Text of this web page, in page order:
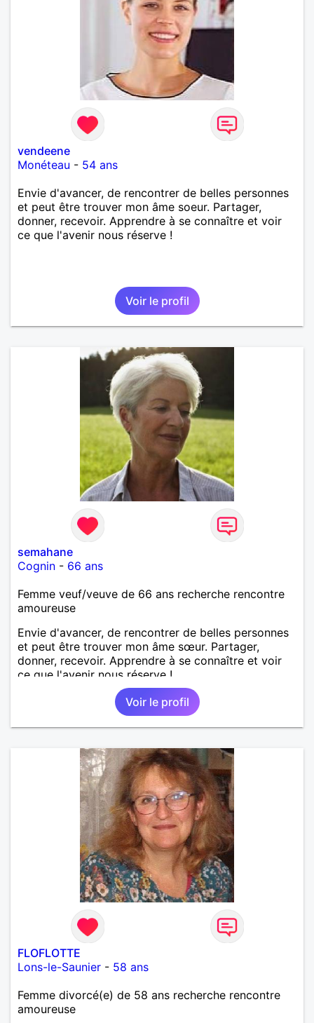
vendeene
Monéteau - 54 ans
Envie d'avancer, de rencontrer de belles personnes
et peut être trouver mon âme soeur. Partager,
donner, recevoir. Apprendre à se connaître et voir
ce que l'avenir nous réserve !
Voir le profil
semahane
Cognin - 66 ans
Femme veuf/veuve de 66 ans recherche rencontre
amoureuse
Envie d'avancer, de rencontrer de belles personnes
et peut être trouver mon âme sœur. Partager,
donner, recevoir. Apprendre à se connaître et voir
ce que l'avenir nous réserve !
Voir le profil
FLOFLOTTE
Lons-le-Saunier - 58 ans
Femme divorcé(e) de 58 ans recherche rencontre
amoureuse